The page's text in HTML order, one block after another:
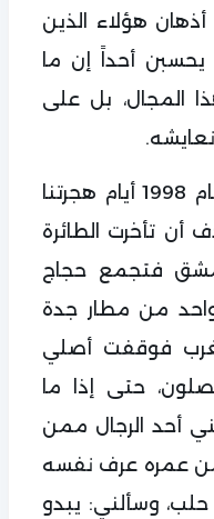
هؤلاء الذين
يحسبن أحداً إن ما
المجال، بل على
لقد كنت راجعاً من حج عام 1998 أيام هجرتنا
أن تأخرت الطائرة
دمشق فتجمع حجاج
واحد من مطار جدة
فوقفت أصلي
حتى إذا ما
أحد الرجال ممن
من عمره عرف نفسه
وسألني: يبدو